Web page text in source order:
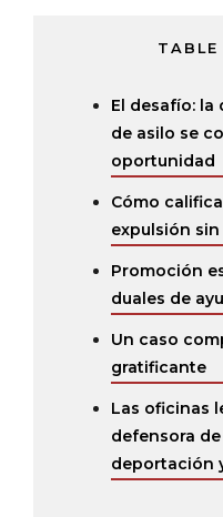
TABLE
El desafío:
de asilo se
oportunidad
Cómo
expulsión sin
Promoción
duales de
Un caso
gratificante
Las oficinas
defensora
deportación